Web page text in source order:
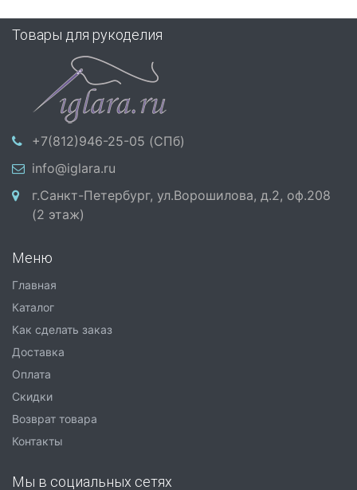
Товары для рукоделия
+7(812)946-25-05 (СПб)
info@iglara.ru
г.Санкт-Петербург, ул.Ворошилова, д.2, оф.208
(2 этаж)
Меню
Главная
Каталог
Как сделать заказ
Доставка
Оплата
Скидки
Возврат товара
Контакты
Мы в социальных сетях